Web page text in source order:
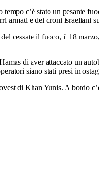
c’è stato un pesante
armati e dei droni israeliani
cessate il fuoco, il 18
di aver attaccato un
siano stati presi in
di Khan Yunis. A bordo